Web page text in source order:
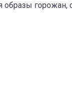
горожан,